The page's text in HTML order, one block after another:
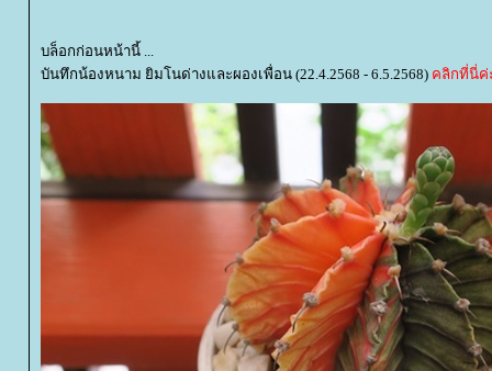
บล็อกก่อนหน้านี้ ...
บันทึกน้องหนาม ยิมโนด่างและผองเพื่อน (22.4.2568 - 6.5.2568) คลิกที่นี่ค่